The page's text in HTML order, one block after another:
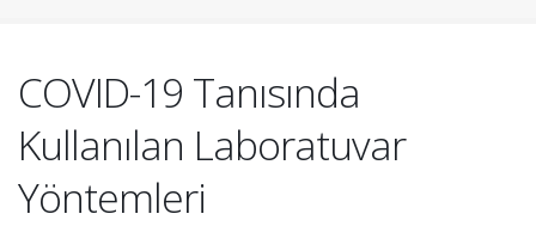
COVID-19 Tanısında
Kullanılan Laboratuvar
Yöntemleri